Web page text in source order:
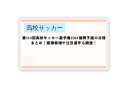
高校サッカー